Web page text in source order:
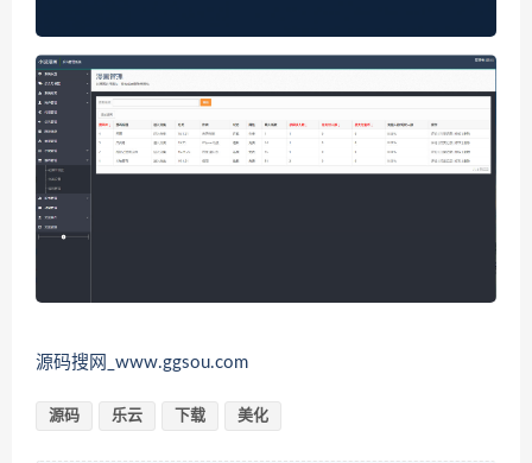
源码搜网_www.ggsou.com
源码 乐云 下载 美化